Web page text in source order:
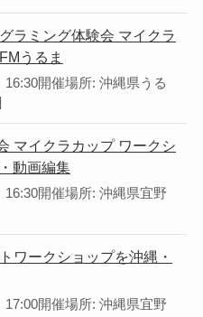
ラミング体験会 マイクラ
うるま
16:30開催場所: 沖縄県うる
マイクラカップ ワークシ
動画編集
16:30開催場所: 沖縄県宜野
ワークショップを沖縄・
17:00開催場所: 沖縄県宜野